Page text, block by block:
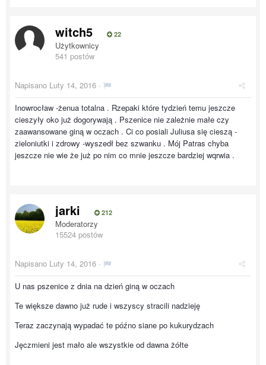
witch5 22
Użytkownicy
541 postów
Napisano Luty 14, 2016 ·
Inowrocław -żenua totalna . Rzepaki które tydzień temu jeszcze
cieszyły oko już dogorywają . Pszenice nie zależnie małe czy
zaawansowane giną w oczach . Ci co posiali Juliusa się cieszą -
zieloniutki i zdrowy -wyszedł bez szwanku . Mój Patras chyba
jeszcze nie wie że już po nim co mnie jeszcze bardziej wqrwia .
jarki 212
Moderatorzy
15524 postów
Napisano Luty 14, 2016 ·
U nas pszenice z dnia na dzień giną w oczach
Te większe dawno już rude i wszyscy stracili nadzieję
Teraz zaczynają wypadać te późno siane po kukurydzach
Jęczmieni jest mało ale wszystkie od dawna żółte